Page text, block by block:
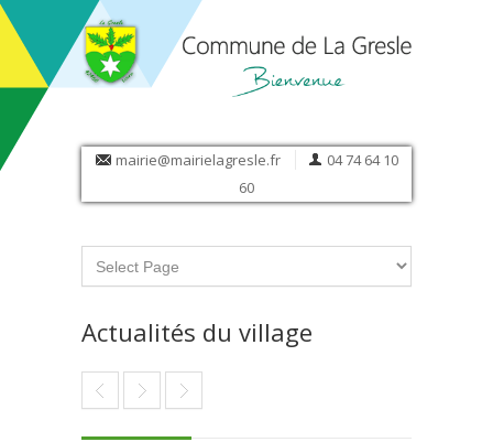
mairie@mairielagresle.fr
04 74 64 10
60
Actualités du village